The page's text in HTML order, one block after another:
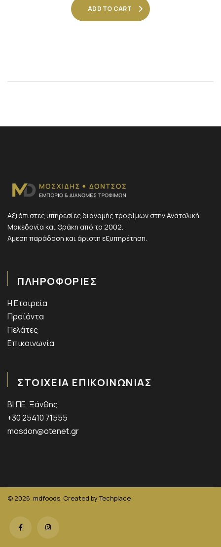
ADD TO CART
Αξιόπιστες υπηρεσίες διανομής τροφίμων στην Ανατολική
Μακεδονία και Θράκη από το 2002.
Άμεση παράδοση και άριστη εξυπηρέτηση.
ΠΛΗΡΟΦΟΡΙΕΣ
Η Εταιρεία
Προϊόντα
Πελάτες
Επικοινωνία
ΣΤΟΙΧΕΙΑ ΕΠΙΚΟΙΝΩΝΙΑΣ
ΒΙ.ΠΕ. Ξάνθης
+30 25410 71555
mosdon@otenet.gr
© 2026 mdfoods. Created byTechplace